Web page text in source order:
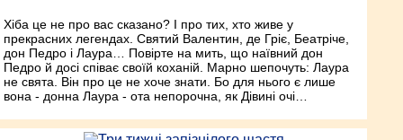
Хіба це не про вас сказано? І про тих, хто живе у
прекрасних легендах. Святий Валентин, де Гріє, Беатріче,
дон Педро і Лаура… Повірте на мить, що наївний дон
Педро й досі співає своїй коханій. Марно шепочуть: Лаура
не свята. Він про це не хоче знати. Бо для нього є лише
вона - донна Лаура - ота непорочна, як Дівині очі…